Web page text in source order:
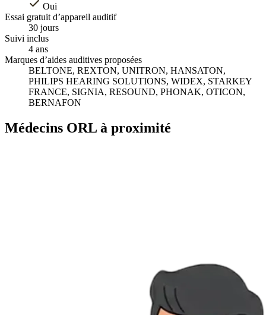
Oui
Essai gratuit d’appareil auditif
30 jours
Suivi inclus
4 ans
Marques d’aides auditives proposées
BELTONE, REXTON, UNITRON, HANSATON,
PHILIPS HEARING SOLUTIONS, WIDEX, STARKEY
FRANCE, SIGNIA, RESOUND, PHONAK, OTICON,
BERNAFON
Médecins ORL à proximité